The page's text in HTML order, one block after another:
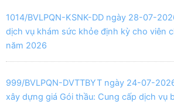
1014/BVLPQN-KSNK-DD ngày 28-07-
dịch vụ khám sức khỏe định kỳ cho viên
năm 2026
999/BVLPQN-DVTTBYT ngày 24-07-
xây dựng giá Gói thầu: Cung cấp dịch vụ